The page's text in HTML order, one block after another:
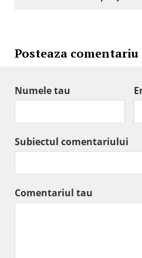
Posteaza comentariu
Numele tau
Subiectul comentariului
Comentariul tau